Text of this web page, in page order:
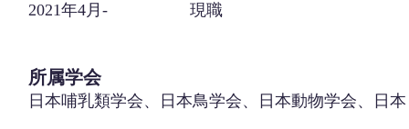
2021年4月- 現職
所属学会
日本哺乳類学会、日本鳥学会、日本動物学会、日